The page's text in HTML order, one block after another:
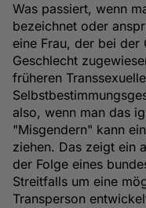
Was passiert, wenn
bezeichnet oder
eine Frau, der bei der
Geschlecht
früheren
also, wenn man das
"Misgendern" kann
ziehen. Das zeigt ein
der Folge eines
Streitfalls um eine
Transperson